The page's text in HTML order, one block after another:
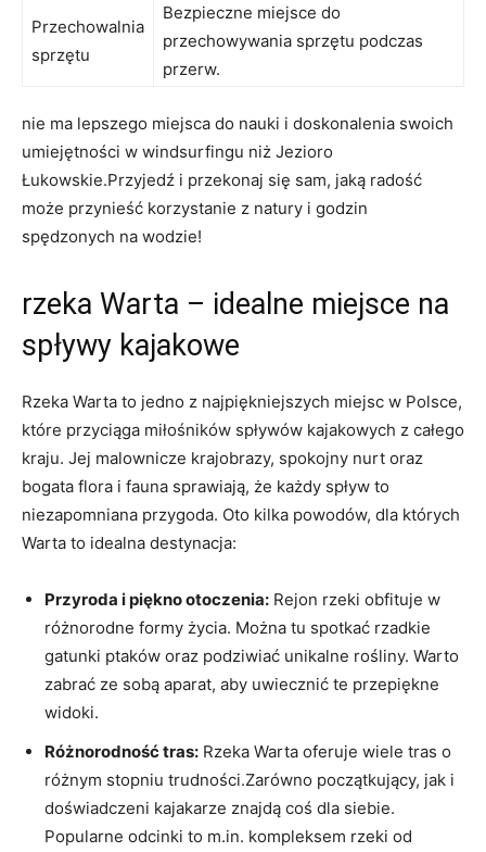
Przechowalnia
sprzętu
Bezpieczne miejsce do
przechowywania sprzętu podczas
przerw.
nie ma lepszego miejsca do nauki i doskonalenia swoich
umiejętności w windsurfingu niż Jezioro
Łukowskie.Przyjedź i przekonaj się sam, jaką radość
może przynieść korzystanie z natury i godzin
spędzonych na wodzie!
rzeka Warta – idealne miejsce na
spływy kajakowe
Rzeka Warta to jedno z najpiękniejszych miejsc w Polsce,
które przyciąga miłośników spływów kajakowych z całego
kraju. Jej malownicze krajobrazy, spokojny nurt oraz
bogata flora i fauna sprawiają, że każdy spływ to
niezapomniana przygoda. Oto kilka powodów, dla których
Warta to idealna destynacja:
Przyroda i piękno otoczenia: Rejon rzeki obfituje w
różnorodne formy życia. Można tu spotkać rzadkie
gatunki ptaków oraz podziwiać unikalne rośliny. Warto
zabrać ze sobą aparat, aby uwiecznić te przepiękne
widoki.
Różnorodność tras: Rzeka Warta oferuje wiele tras o
różnym stopniu trudności.Zarówno początkujący, jak i
doświadczeni kajakarze znajdą coś dla siebie.
Popularne odcinki to m.in. kompleksem rzeki od